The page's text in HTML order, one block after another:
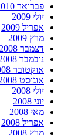
פברואר 2010
יולי 2009
אפריל 2009
מרץ 2009
דצמבר 2008
נובמבר 2008
אוקטובר 2008
אוגוסט 2008
יולי 2008
יוני 2008
מאי 2008
אפריל 2008
מרץ 2008